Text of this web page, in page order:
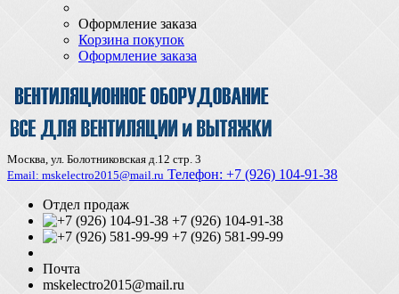
Оформление заказа
Корзина покупок
Оформление заказа
Москва, ул. Болотниковская д.12 стр. 3
Email: mskelectro2015@mail.ru Телефон: +7 (926) 104-91-З8
Отдел продаж
+7 (926) 104-91-38
+7 (926) 581-99-99
Почта
mskelectro2015@mail.ru